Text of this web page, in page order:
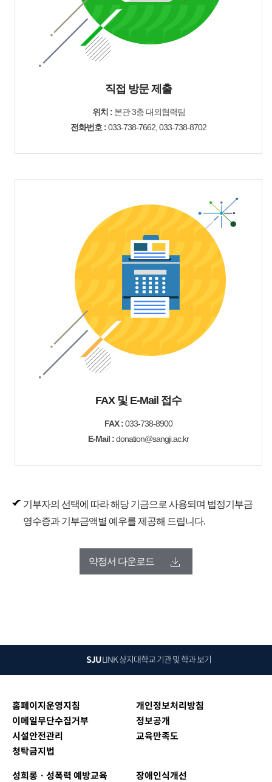
직접 방문 제출
위치 : 본관 3층 대외협력팀
전화번호 :033-738-7662, 033-738-8702
FAX 및 E-Mail 접수
FAX :033-738-8900
E-Mail :donation@sangji.ac.kr
기부자의 선택에 따라 해당 기금으로 사용되며 법정기부금
영수증과 기부금액별 예우를 제공해 드립니다.
약정서 다운로드
SJULINK상지대학교 기관 및 학과 보기
홈페이지운영지침
개인정보처리방침
이메일무단수집거부
정보공개
시설안전관리
교육만족도
청탁금지법
성희롱ㆍ성폭력 예방교육
장애인식개선